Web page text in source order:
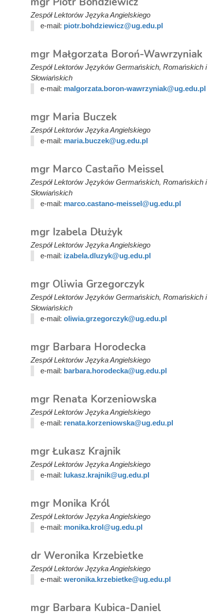
Zespół Lektorów Języka Angielskiego
e-mail: piotr.bohdziewicz@ug.edu.pl
mgr Małgorzata Boroń-Wawrzyniak
Zespół Lektorów Języków Germańskich, Romańskich i
Słowiańskich
e-mail: malgorzata.boron-wawrzyniak@ug.edu.pl
mgr Maria Buczek
Zespół Lektorów Języka Angielskiego
e-mail: maria.buczek@ug.edu.pl
mgr Marco Castaño Meissel
Zespół Lektorów Języków Germańskich, Romańskich i
Słowiańskich
e-mail: marco.castano-meissel@ug.edu.pl
mgr Izabela Dłużyk
Zespół Lektorów Języka Angielskiego
e-mail: izabela.dluzyk@ug.edu.pl
mgr Oliwia Grzegorczyk
Zespół Lektorów Języków Germańskich, Romańskich i
Słowiańskich
e-mail: oliwia.grzegorczyk@ug.edu.pl
mgr Barbara Horodecka
Zespół Lektorów Języka Angielskiego
e-mail: barbara.horodecka@ug.edu.pl
mgr Renata Korzeniowska
Zespół Lektorów Języka Angielskiego
e-mail: renata.korzeniowska@ug.edu.pl
mgr Łukasz Krajnik
Zespół Lektorów Języka Angielskiego
e-mail: lukasz.krajnik@ug.edu.pl
mgr Monika Król
Zespół Lektorów Języka Angielskiego
e-mail: monika.krol@ug.edu.pl
dr Weronika Krzebietke
Zespół Lektorów Języka Angielskiego
e-mail: weronika.krzebietke@ug.edu.pl
mgr Barbara Kubica-Daniel